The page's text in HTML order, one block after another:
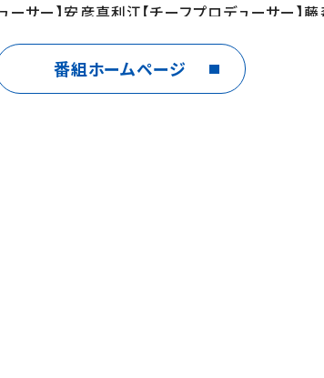
ーサー】安彦真利江【チーフプロデューサー】
番組ホームページ